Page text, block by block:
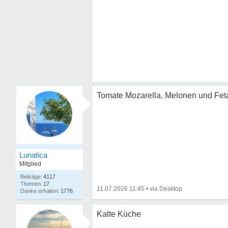
Lunatica
Mitglied
4117
17
1776
Tomate Mozarella, Melonen und
11.07.2026 11:45 •
Kalte Küche